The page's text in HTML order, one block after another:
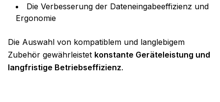
Die Verbesserung der Dateneingabeeffizienz und
Ergonomie
Die Auswahl von kompatiblem und langlebigem
Zubehör gewährleistet konstante Geräteleistung und
langfristige Betriebseffizienz.